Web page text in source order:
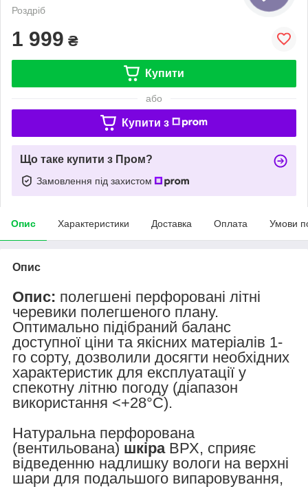
Роздріб
1 999 ₴
Купити
або
Купити з
Що таке купити з Пром?
Замовлення під захистом
Опис Характеристики Доставка Оплата Умови
Опис
Опис: полегшені перфоровані літні
черевики полегшеного плану.
Оптимально підібраний баланс
доступної ціни та якісних матеріалів 1-
го сорту, дозволили досягти необхідних
характеристик для експлуатації у
спекотну літню погоду (діапазон
використання <+28°С).
Натуральна перфорована
(вентильована) шкіраВРХ, сприяє
відведенню надлишку вологи на верхні
шари для подальшого випаровування,